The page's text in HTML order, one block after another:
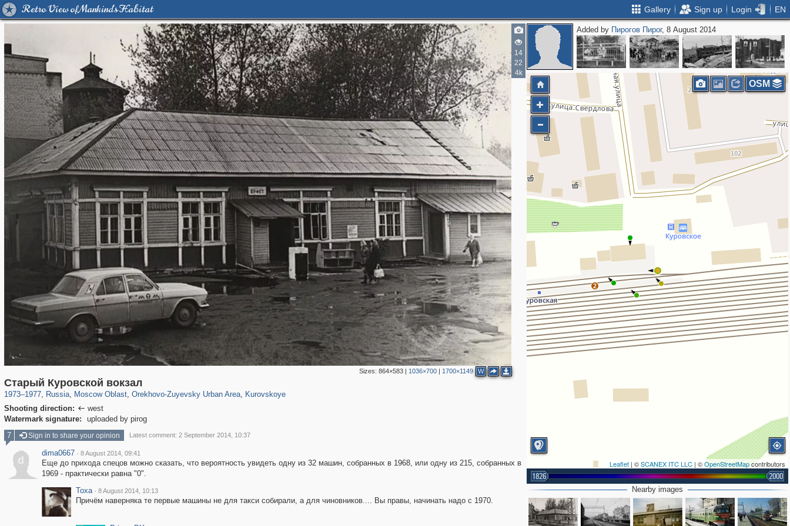
Retro View of Mankind's Habitat Gallery Sign up Login EN
14
22
4k
Sizes: 864×583| 1036×700| 1700×1149 W
Старый Куровской вокзал
1973–1977, Russia
1,406,257 29,243
, Moscow Oblast
96,319 1,691
, Orekhovo-Zuyevsky Urban Area, Kurovskoye
Shooting direction:  west
Watermark signature:
uploaded by pirog
Added by Пирогов Пирог, 8 August 2014
2
Leaflet | ©SCANEX ITC LLC | ©OpenStreetMapcontributors
1826 2000
OSM
Nearby images
7 Sign in to share your opinion Latest comment: 2 September 2014, 10:37
d
dima0667 · 8 August 2014, 09:41
Еще до прихода спецов можно сказать, что вероятность увидеть одну из 32 машин, собранных в 1968, или одну из 215, собранных в
1969 - практически равна "0".
Toxa · 8 August 2014, 10:13
Причём наверняка те первые машины не для такси собирали, а для чиновников.... Вы правы, начинать надо с 1970.